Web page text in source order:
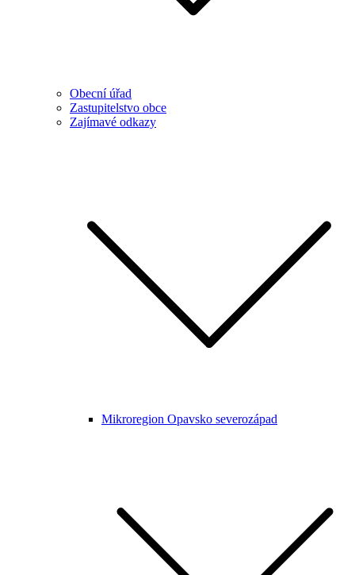
Obecní úřad
Zastupitelstvo obce
Zajímavé odkazy
Mikroregion Opavsko severozápad